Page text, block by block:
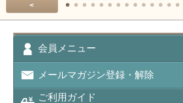
<
会員メニュー
メールマガジン登録・解除
ご利用ガイド